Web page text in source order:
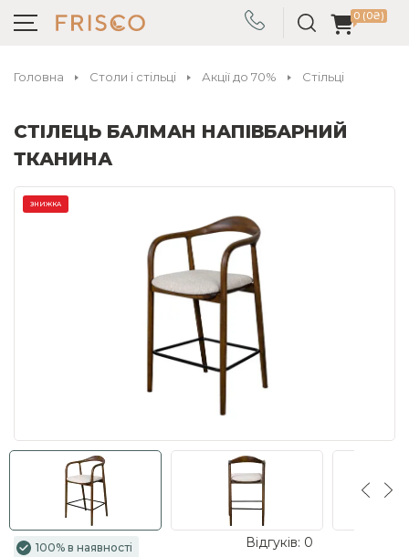
0 (0₴)
Головна Столи і стільці Акції до 70% Стільці
СТІЛЕЦЬ БАЛМАН НАПІВБАРНИЙ
ТКАНИНА
ЗНИЖКА
100% в наявності Відгуків: 0